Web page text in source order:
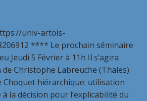
univ-artois-
**** Le prochain séminaire
Jeudi 5 Février à 11h Il s’agira
Christophe Labreuche (Thales)
Choquet hiérarchique: utilisation
à la décision pour l’explicabilité du